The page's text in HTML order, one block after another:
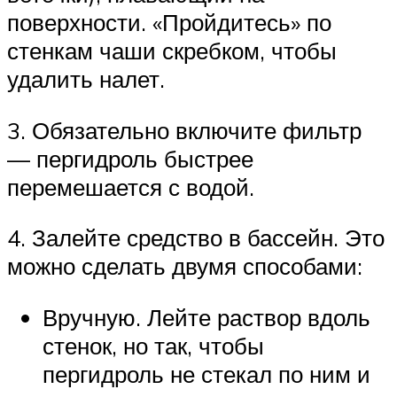
поверхности. «Пройдитесь» по
стенкам чаши скребком, чтобы
удалить налет.
3. Обязательно включите фильтр
— пергидроль быстрее
перемешается с водой.
4. Залейте средство в бассейн. Это
можно сделать двумя способами:
Вручную. Лейте раствор вдоль
стенок, но так, чтобы
пергидроль не стекал по ним и